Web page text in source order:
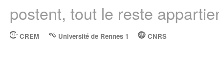
postent, tout le reste
CREM Université de Rennes 1 CNRS